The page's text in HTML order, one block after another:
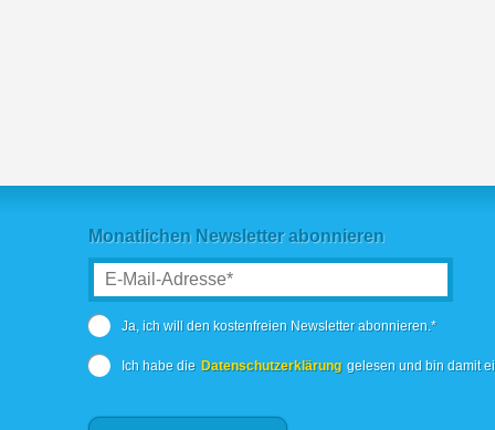
Monatlichen Newsletter abonnieren
Ja, ich will den kostenfreien Newsletter abonnieren.*
Ich habe die Datenschutzerklärung gelesen und bin damit